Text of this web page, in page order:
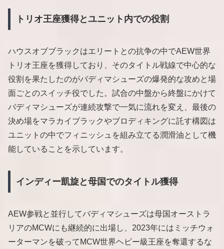
トリオ王座獲得とユニット内での役割
ハウスオブブラックはエリートとの抗争の中でAEW世界
トリオ王座を獲得しており、そのタイトル戦線で中心的な
役割を果たしたのがバディマシューズの爆発的な攻めと場
面ごとのスイッチ役でした。試合の中盤から終盤にかけて
バディマシューズが連続攻撃で一気に流れを変え、最後の
決め場をマラカイブラックやブロディキングに託す構図は
ユニットの中でフィニッシュを組み立てる潤滑油として機
能していることを示しています。
インディー凱旋と母国でのタイトル獲得
AEW参戦と並行してバディマシューズは母国オーストラ
リアのMCWにも継続的に出場し、2023年にはミッチウォ
ーターマンを破ってMCW世界ヘビー級王座を奪還するな